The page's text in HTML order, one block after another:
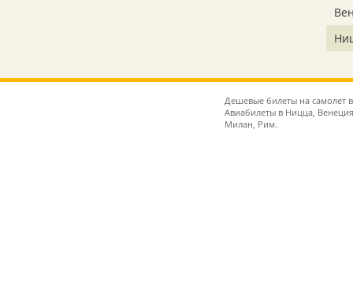
Дешевые билеты на самолет
Авиабилеты в Ницца,
Милан, Рим.